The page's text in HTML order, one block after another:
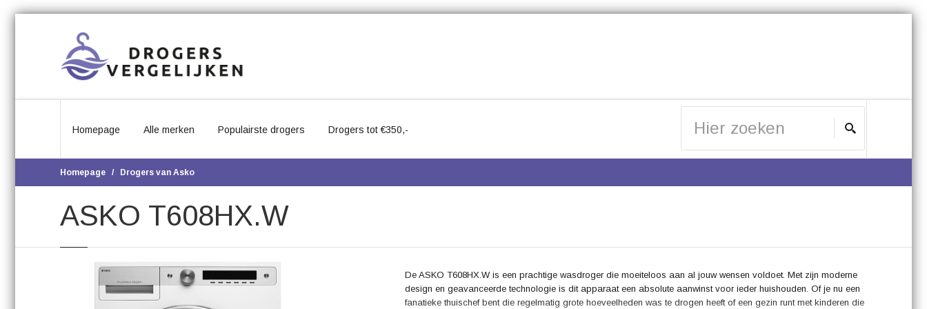
Homepage Alle merken Populairste drogers Drogers tot €350,-
Homepage Drogers van Asko
ASKO T608HX.W
De ASKO T608HX.W is een prachtige wasdroger die moeiteloos aan al jouw wensen voldoet. Met zijn moderne
design en geavanceerde technologie is dit apparaat een absolute aanwinst voor ieder huishouden. Of je nu een
fanatieke thuischef bent die regelmatig grote hoeveelheden was te drogen heeft of een gezin runt met kinderen die